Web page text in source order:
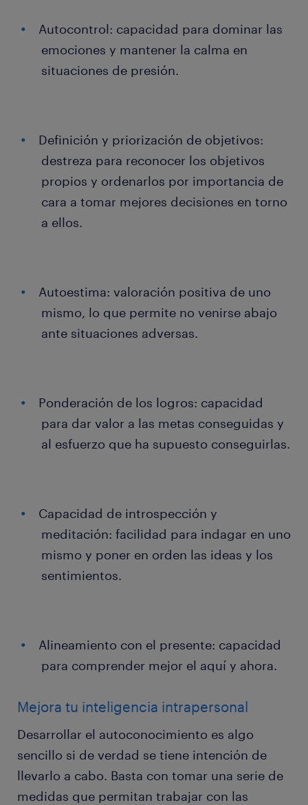
Autocontrol: capacidad para dominar las
emociones y mantener la calma en
situaciones de presión.
Definición y priorización de objetivos:
destreza para reconocer los objetivos
propios y ordenarlos por importancia de
cara a tomar mejores decisiones en torno
a ellos.
Autoestima: valoración positiva de uno
mismo, lo que permite no venirse abajo
ante situaciones adversas.
Ponderación de los logros: capacidad
para dar valor a las metas conseguidas y
al esfuerzo que ha supuesto conseguirlas.
Capacidad de introspección y
meditación: facilidad para indagar en uno
mismo y poner en orden las ideas y los
sentimientos.
Alineamiento con el presente: capacidad
para comprender mejor el aquí y ahora.
Mejora tu inteligencia intrapersonal
Desarrollar el autoconocimiento es algo
sencillo si de verdad se tiene intención de
llevarlo a cabo. Basta con tomar una serie de
medidas que permitan trabajar con las